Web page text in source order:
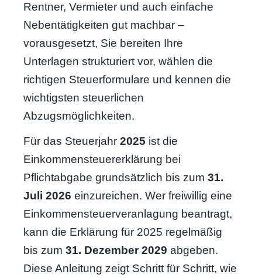
Rentner, Vermieter und auch einfache
Nebentätigkeiten gut machbar –
vorausgesetzt, Sie bereiten Ihre
Unterlagen strukturiert vor, wählen die
richtigen Steuerformulare und kennen die
wichtigsten steuerlichen
Abzugsmöglichkeiten.
Für das Steuerjahr 2025 ist die
Einkommensteuererklärung bei
Pflichtabgabe grundsätzlich bis zum 31.
Juli 2026 einzureichen. Wer freiwillig eine
Einkommensteuerveranlagung beantragt,
kann die Erklärung für 2025 regelmäßig
bis zum 31. Dezember 2029 abgeben.
Diese Anleitung zeigt Schritt für Schritt, wie